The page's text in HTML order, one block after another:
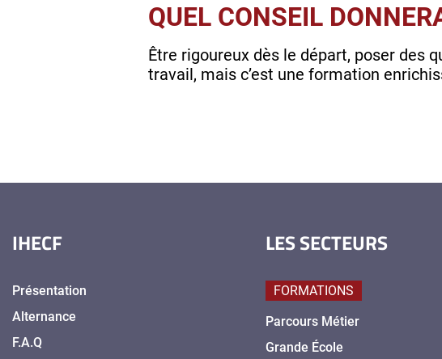
QUEL CONSEIL
Être rigoureux dès le départ, poser des
travail, mais c’est une formation
IHECF
Présentation
Alternance
F.A.Q
LES SECTEURS
FORMATIONS
Parcours Métier
Grande École